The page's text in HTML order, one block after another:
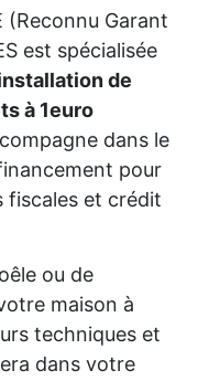
(Reconnu Garant
est spécialisée
de
à 1euro
dans le
pour
fiscales et crédit
ou de
maison à
techniques et
dans votre